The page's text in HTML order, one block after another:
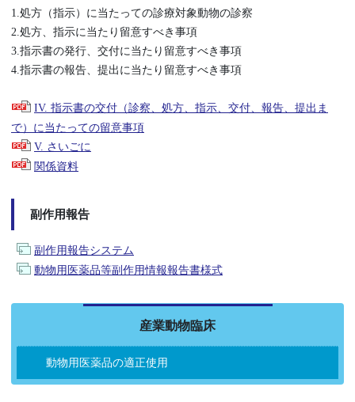
1.処方（指示）に当たっての診療対象動物の診察
2.処方、指示に当たり留意すべき事項
3.指示書の発行、交付に当たり留意すべき事項
4.指示書の報告、提出に当たり留意すべき事項
IV. 指示書の交付（診察、処方、指示、交付、報告、提出ま
で）に当たっての留意事項
V. さいごに
関係資料
副作用報告
副作用報告システム
動物用医薬品等副作用情報報告書様式
産業動物臨床
動物用医薬品の適正使用